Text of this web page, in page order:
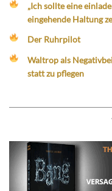
„Ich sollte eine
eingehende Haltung
Der Ruhrpilot
Waltrop als
statt zu pflegen